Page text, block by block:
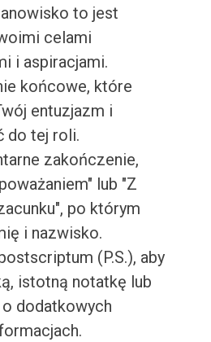
to jest
celami
i aspiracjami.
końcowe, które
entuzjazm i
do tej roli.
zakończenie,
lub "Z
po którym
i nazwisko.
(P.S.), aby
istotną notatkę lub
dodatkowych